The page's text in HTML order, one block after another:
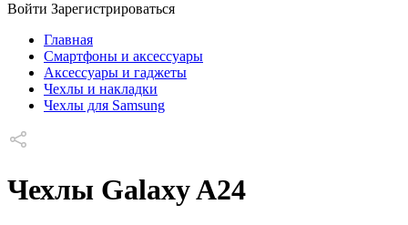
Войти Зарегистрироваться
Главная
Смартфоны и аксессуары
Аксессуары и гаджеты
Чехлы и накладки
Чехлы для Samsung
Чехлы Galaxy A24